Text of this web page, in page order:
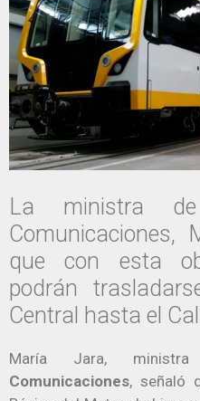
La ministra
Comunicaciones,
que con esta
podrán
Central hasta el
María Jara,
Comunicaciones, señaló